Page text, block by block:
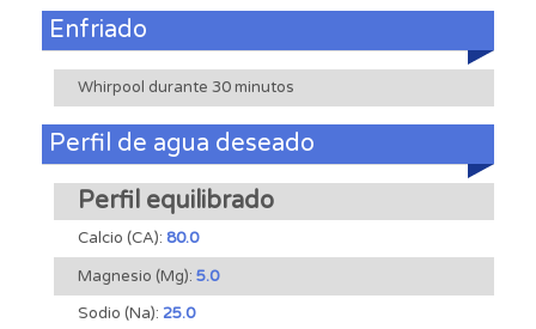
Enfriado
Whirpool durante 30 minutos
Perfil de agua deseado
Perfil equilibrado
Calcio (CA): 80.0
Magnesio (Mg): 5.0
Sodio (Na): 25.0